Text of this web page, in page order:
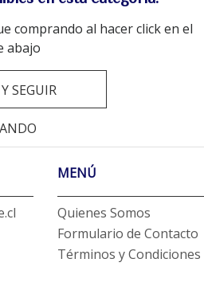
comprando al hacer click en el
abajo
SEGUIR
MENÚ
Quienes Somos
Formulario de Contacto
Términos y Condiciones